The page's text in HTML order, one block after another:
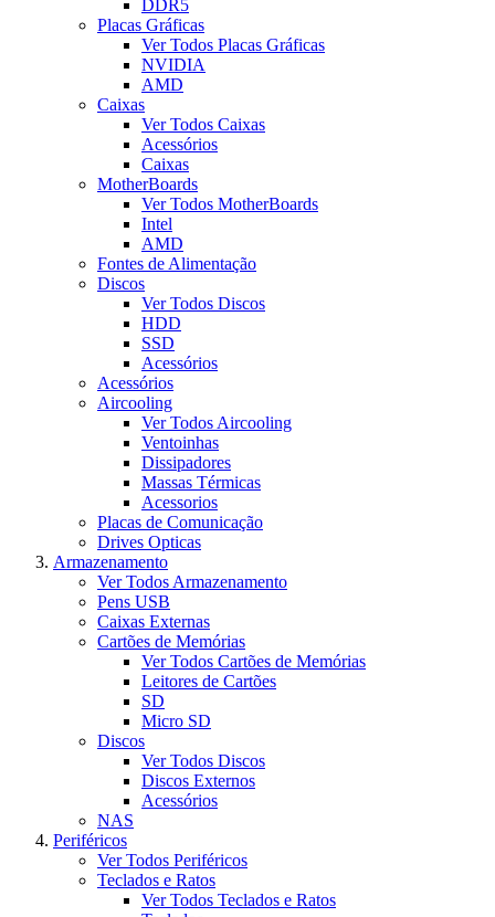
DDR5
Placas Gráficas
Ver Todos Placas Gráficas
NVIDIA
AMD
Caixas
Ver Todos Caixas
Acessórios
Caixas
MotherBoards
Ver Todos MotherBoards
Intel
AMD
Fontes de Alimentação
Discos
Ver Todos Discos
HDD
SSD
Acessórios
Acessórios
Aircooling
Ver Todos Aircooling
Ventoinhas
Dissipadores
Massas Térmicas
Acessorios
Placas de Comunicação
Drives Opticas
Armazenamento
Ver Todos Armazenamento
Pens USB
Caixas Externas
Cartões de Memórias
Ver Todos Cartões de Memórias
Leitores de Cartões
SD
Micro SD
Discos
Ver Todos Discos
Discos Externos
Acessórios
NAS
Periféricos
Ver Todos Periféricos
Teclados e Ratos
Ver Todos Teclados e Ratos